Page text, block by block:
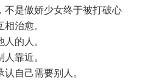
不是傲娇少女终于被打破心
治愈。
的人。
靠近。
自己需要别人。